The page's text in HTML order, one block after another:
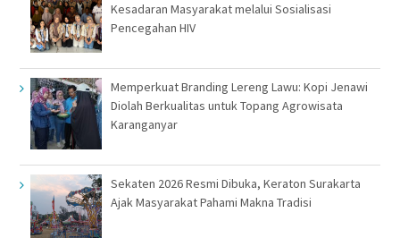
Kesadaran Masyarakat melalui Sosialisasi
Pencegahan HIV
Memperkuat Branding Lereng Lawu: Kopi Jenawi
Diolah Berkualitas untuk Topang Agrowisata
Karanganyar
Sekaten 2026 Resmi Dibuka, Keraton Surakarta
Ajak Masyarakat Pahami Makna Tradisi